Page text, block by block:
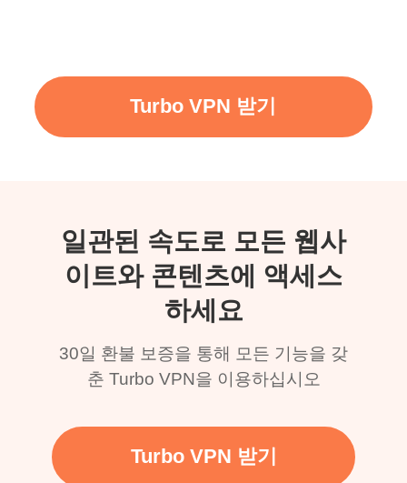
Turbo VPN 받기
일관된 속도로 모든 웹사
이트와 콘텐츠에 액세스
하세요
30일 환불 보증을 통해 모든 기능을 갖
춘 Turbo VPN을 이용하십시오
Turbo VPN 받기